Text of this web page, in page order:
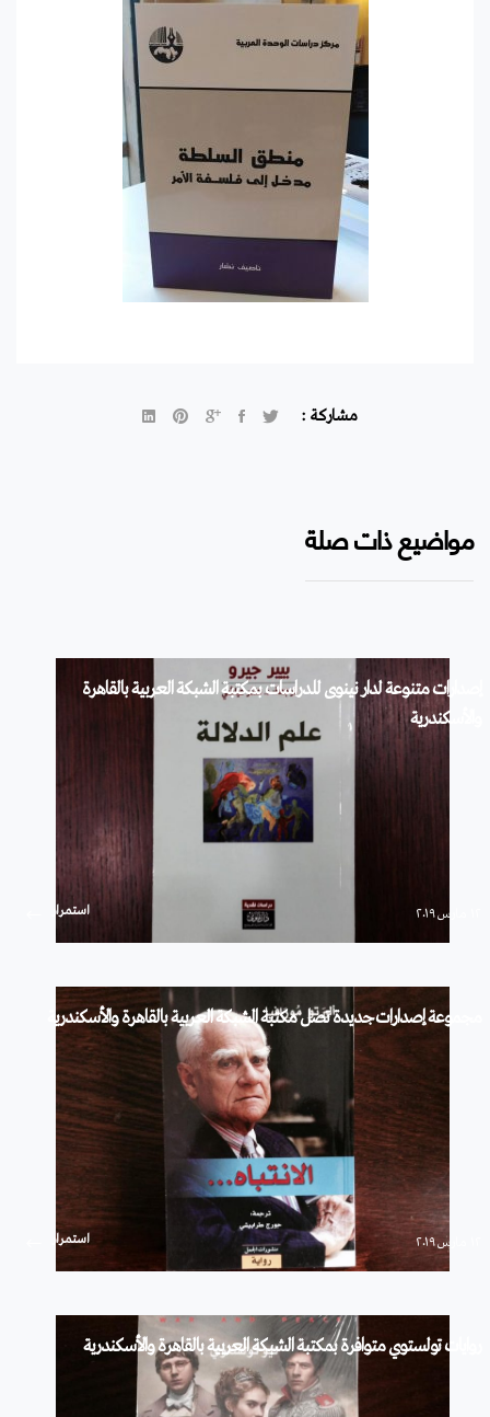
مشاركة :
مواضيع ذات صلة
إصدارات متنوعة لدار نينوى للدراسات بمكتبة الشبكة العربية بالقاهرة
والأسكندرية
استمرار
مجموعة إصدارات جديدة تصل مكتبة الشبكة العربية بالقاهرة والأسكندرية
استمرار
روايات تولستوي متوافرة بمكتبة الشبكة العربية بالقاهرة والأسكندرية